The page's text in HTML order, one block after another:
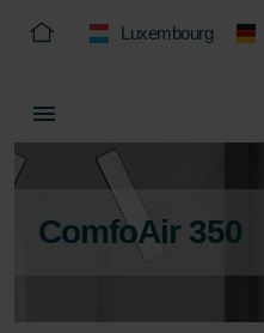
Luxembourg
ComfoAir 350